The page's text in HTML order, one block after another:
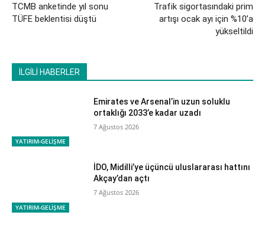
TCMB anketinde yıl sonu
TÜFE beklentisi düştü
Trafik sigortasındaki prim
artışı ocak ayı için %10’a
yükseltildi
İLGİLİ HABERLER
YATIRIM-GELİŞME
Emirates ve Arsenal’in uzun soluklu
ortaklığı 2033’e kadar uzadı
7 Ağustos 2026
YATIRIM-GELİŞME
İDO, Midilli’ye üçüncü uluslararası hattını
Akçay’dan açtı
7 Ağustos 2026